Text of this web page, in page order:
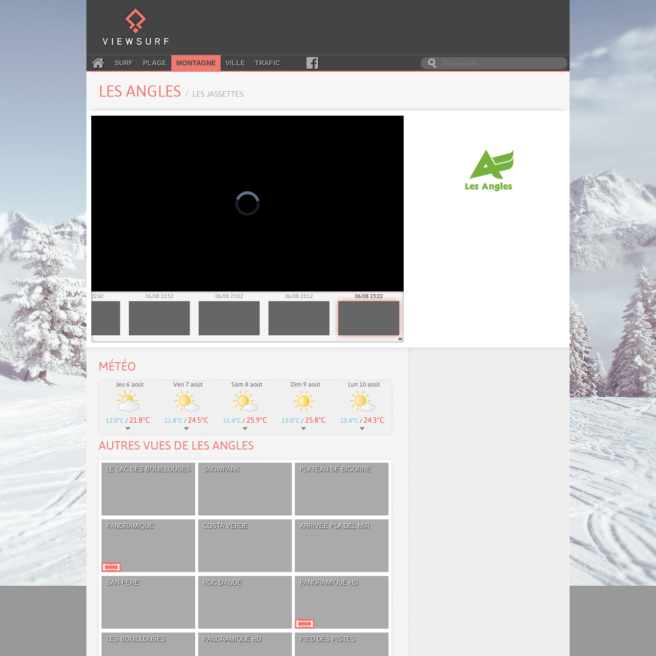
SURF PLAGE MONTAGNE VILLE TRAFIC
LES ANGLES LES JASSETTES
06/08 22:32 06/08 22:42 06/08 22:52 06/08 23:02 06/08 23:12 06/08 23:22
MÉTÉO
Jeu 6 août
12.0°C / 21.8°C
Ven 7 août
11.8°C / 24.5°C
Sam 8 août
11.4°C / 25.9°C
Dim 9 août
13.0°C / 25.8°C
Lun 10 août
13.4°C / 24.3°C
AUTRES VUES DE LES ANGLES
LE LAC DES BOUILLOUSES SNOWPARK PLATEAU DE BIGORRE
PANORAMIQUE COSTA VERDE ARRIVÉE PLA DEL MIR
SAN PERE ROC D'AUDE PANORAMIQUE HD
LES BOUILLOUSES PANORAMIQUE HD PIED DES PISTES